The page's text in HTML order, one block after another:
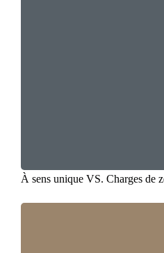
À sens unique VS. Charges de